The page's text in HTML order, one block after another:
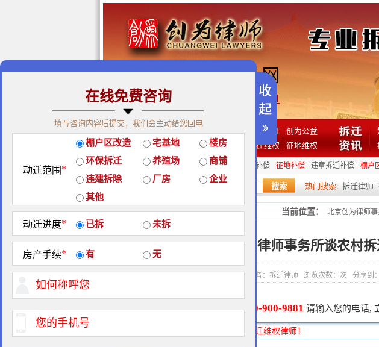
免费咨询热线：400-900-9881
客户见证 | 创为公益
经典案例 | 律师团队 拆迁维权 | 征地维权
房屋拆迁补偿 企业拆迁补偿 厂房拆迁补偿 征地补偿 违章拆迁补偿 棚户
站内搜索： 热门搜索: 拆迁律师
农村拆迁 当前位置： 北京创为律师事
北京创为律师事务所谈农村
2016-01-08 13:30 作者：拆迁律师 浏览次数： 次 分享到：
免费法律咨询热线:400-900-9881 请输入您的电话,
在线免费咨询
填写咨询内容后提交，我们会主动给您回电
动迁范围 *
棚户区改造 宅基地
楼房
环保拆迁
养殖场
商铺
违建拆除
厂房
企业
其他
动迁进度* 已拆 未拆
房产手续* 有 无